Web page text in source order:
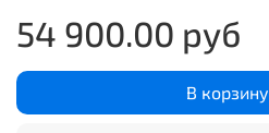
54 900.00 руб
В корзину